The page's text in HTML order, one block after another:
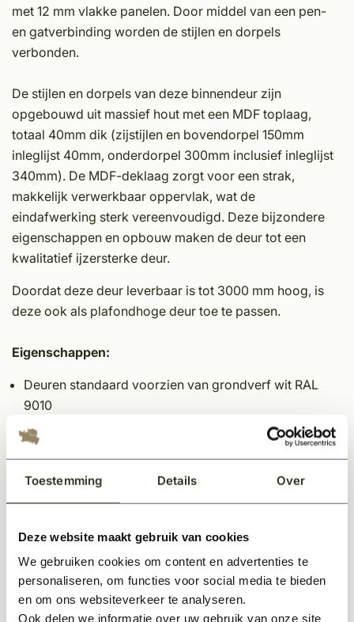
Toestemming Details Over
Deze website maakt gebruik van cookies
We gebruiken cookies om content en advertenties te
personaliseren, om functies voor social media te bieden
en om ons websiteverkeer te analyseren.
Ook delen we informatie over uw gebruik van onze site
met 12 mm vlakke panelen. Door middel van een pen-
en gatverbinding worden de stijlen en dorpels
verbonden.
De stijlen en dorpels van deze binnendeur zijn
opgebouwd uit massief hout met een MDF toplaag,
totaal 40mm dik (zijstijlen en bovendorpel 150mm
inleglijst 40mm, onderdorpel 300mm inclusief inleglijst
340mm). De MDF-deklaag zorgt voor een strak,
makkelijk verwerkbaar oppervlak, wat de
eindafwerking sterk vereenvoudigd. Deze bijzondere
eigenschappen en opbouw maken de deur tot een
kwalitatief ijzersterke deur.
Doordat deze deur leverbaar is tot 3000 mm hoog, is
deze ook als plafondhoge deur toe te passen.
Eigenschappen:
Deuren standaard voorzien van grondverf wit RAL
9010
Massieve binnendeur
Extra brede stijlen en dorpels
massief hout met een MDF toplaag
Leverbaar tot wel 3000 mm hoog
Deuren zijn standaard voorzien van
Let op:
Elke binnendeur is standaard voorzien van een slotgat